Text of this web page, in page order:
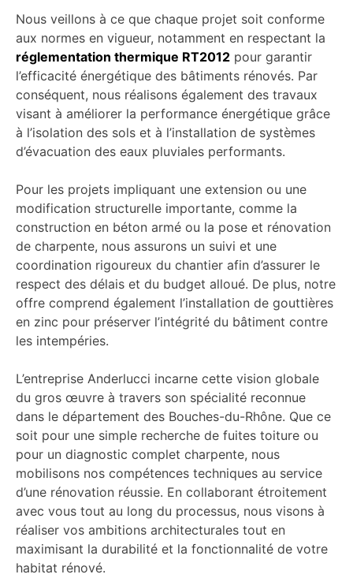
Nous veillons à ce que chaque projet soit conforme
aux normes en vigueur, notamment en respectant la
réglementation thermique RT2012 pour garantir
l’efficacité énergétique des bâtiments rénovés. Par
conséquent, nous réalisons également des travaux
visant à améliorer la performance énergétique grâce
à l’isolation des sols et à l’installation de systèmes
d’évacuation des eaux pluviales performants.
Pour les projets impliquant une extension ou une
modification structurelle importante, comme la
construction en béton armé ou la pose et rénovation
de charpente, nous assurons un suivi et une
coordination rigoureux du chantier afin d’assurer le
respect des délais et du budget alloué. De plus, notre
offre comprend également l’installation de gouttières
en zinc pour préserver l’intégrité du bâtiment contre
les intempéries.
L’entreprise Anderlucci incarne cette vision globale
du gros œuvre à travers son spécialité reconnue
dans le département des Bouches-du-Rhône. Que ce
soit pour une simple recherche de fuites toiture ou
pour un diagnostic complet charpente, nous
mobilisons nos compétences techniques au service
d’une rénovation réussie. En collaborant étroitement
avec vous tout au long du processus, nous visons à
réaliser vos ambitions architecturales tout en
maximisant la durabilité et la fonctionnalité de votre
habitat rénové.